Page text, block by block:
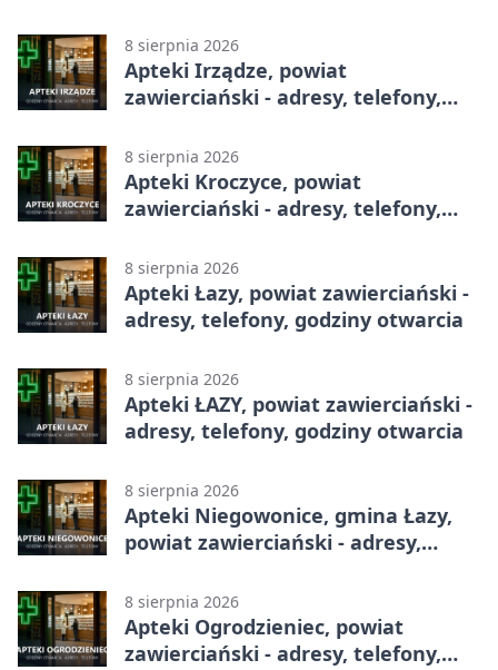
8 sierpnia 2026
Apteki Irządze, powiat
zawierciański - adresy, telefony,
8 sierpnia 2026
Apteki Kroczyce, powiat
zawierciański - adresy, telefony,
8 sierpnia 2026
Apteki Łazy, powiat zawierciański -
adresy, telefony, godziny otwarcia
8 sierpnia 2026
Apteki ŁAZY, powiat zawierciański -
adresy, telefony, godziny otwarcia
8 sierpnia 2026
Apteki Niegowonice, gmina Łazy,
powiat zawierciański - adresy,
8 sierpnia 2026
Apteki Ogrodzieniec, powiat
zawierciański - adresy, telefony,